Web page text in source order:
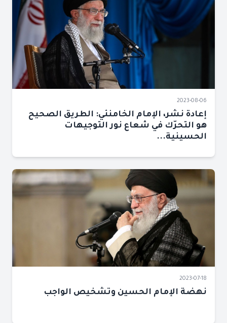
2023-08-06
إعادة نشر، الإمام الخامنئي: الطريق الصحيح
هو التحرّك في شعاع نور التوجيهات
الحسينية...
2023-07-18
نهضة الإمام الحسين وتشخيص الواجب